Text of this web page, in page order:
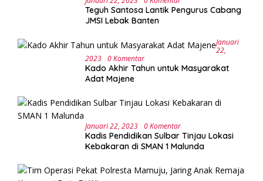
Teguh Santosa Lantik Pengurus Cabang
JMSI Lebak Banten
Januari
22,
2023 0 Komentar
Kado Akhir Tahun untuk Masyarakat
Adat Majene
Januari 22, 2023 0 Komentar
Kadis Pendidikan Sulbar Tinjau Lokasi
Kebakaran di SMAN 1 Malunda